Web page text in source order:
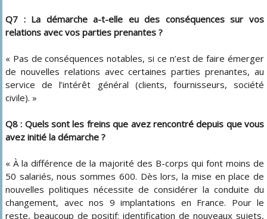
Q7 : La démarche a-t-elle eu des conséquences sur vos
relations avec vos parties prenantes ?
« Pas de conséquences notables, si ce n’est de faire émerger
de nouvelles relations avec certaines parties prenantes, au
service de l’intérêt général (clients, fournisseurs, société
civile). »
Q8 : Quels sont les freins que avez rencontré depuis que vous
avez initié la démarche ?
« À la différence de la majorité des B-corps qui font moins de
50 salariés, nous sommes 600. Dès lors, la mise en place de
nouvelles politiques nécessite de considérer la conduite du
changement, avec nos 9 implantations en France. Pour le
reste, beaucoup de positif: identification de nouveaux sujets,